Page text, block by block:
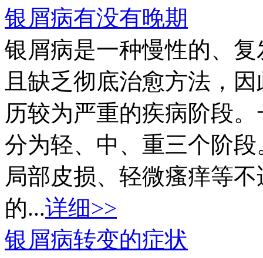
银屑病有没有晚期
银屑病是一种慢性的、
且缺乏彻底治愈方法，
历较为严重的疾病阶段
分为轻、中、重三个阶
局部皮损、轻微瘙痒等
的...详细>>
银屑病转变的症状